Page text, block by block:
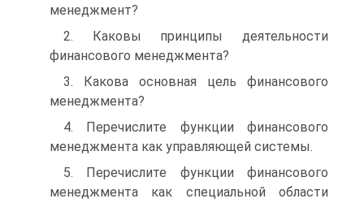
менеджмент?
2. Каковы принципы деятельности
финансового менеджмента?
3. Какова основная цель финансового
менеджмента?
4. Перечислите функции финансового
менеджмента как управляющей системы.
5. Перечислите функции финансового
менеджмента как специальной области